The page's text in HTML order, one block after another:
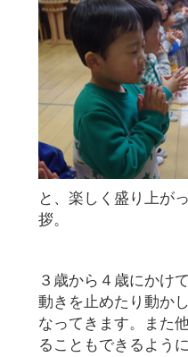
と、楽しく盛り上が
拶。
３歳から４歳にかけ
動きを止めたり動か
なってきます。また
ることもできるよう